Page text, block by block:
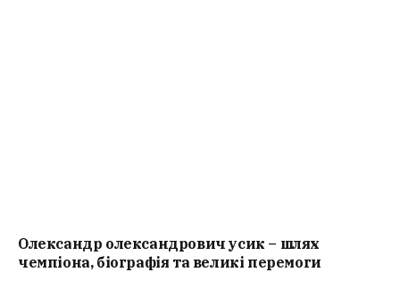
Олександр олександрович усик – шлях
чемпіона, біографія та великі перемоги